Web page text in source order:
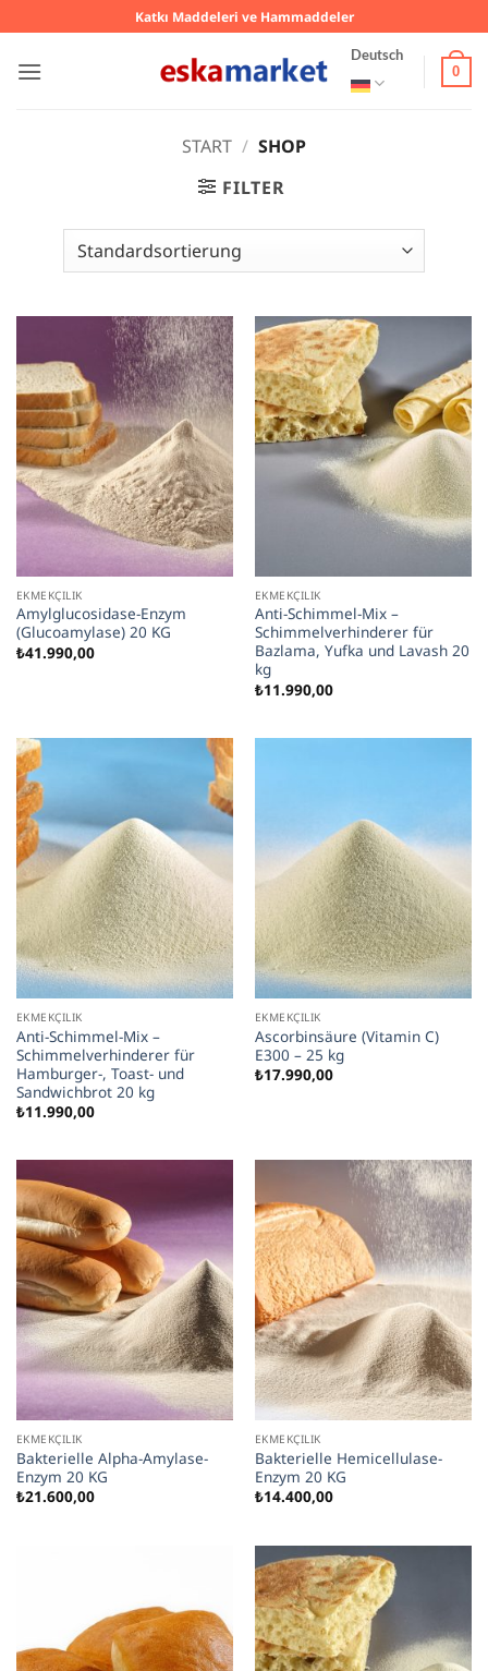
Inhalt
springen
Katkı Maddeleri ve Hammaddeler
Deutsch
0
START / SHOP
FILTER
EKMEKÇILIK
Amylglucosidase-Enzym
(Glucoamylase) 20 KG
₺41.990,00
EKMEKÇILIK
Anti-Schimmel-Mix –
Schimmelverhinderer für
Bazlama, Yufka und Lavash 20
kg
₺11.990,00
EKMEKÇILIK
Anti-Schimmel-Mix –
Schimmelverhinderer für
Hamburger-, Toast- und
Sandwichbrot 20 kg
₺11.990,00
EKMEKÇILIK
Ascorbinsäure (Vitamin C)
E300 – 25 kg
₺17.990,00
EKMEKÇILIK
Bakterielle Alpha-Amylase-
Enzym 20 KG
₺21.600,00
EKMEKÇILIK
Bakterielle Hemicellulase-
Enzym 20 KG
₺14.400,00